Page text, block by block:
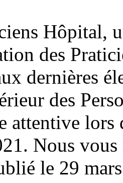
Hôpital,
des
dernières
des
attentive
Nous
le 29